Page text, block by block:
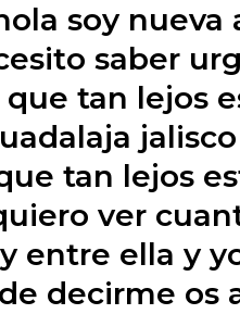
hola soy
saber
tan lejos
tan lejos
ver
entre ella y
decirme os